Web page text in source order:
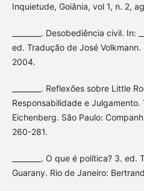
Inquietude, Goiânia, vol 1, n. 2,
________. Desobediência civil. In:
ed. Tradução de José
2004.
________. Reflexões sobre Little
Responsabilidade e Julgamento.
Eichenberg. São Paulo:
260-281.
________. O que é política? 3.
Guarany. Rio de Janeiro: